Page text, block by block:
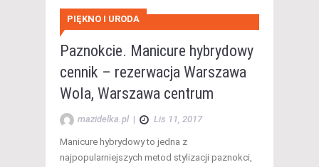
PIĘKNO I URODA
Paznokcie. Manicure hybrydowy
cennik – rezerwacja Warszawa
Wola, Warszawa centrum
mazidelka.pl | Lis 11, 2017
Manicure hybrydowy to jedna z
najpopularniejszych metod stylizacji paznokci,